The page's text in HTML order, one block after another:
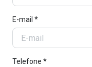
E-mail *
Telefone *